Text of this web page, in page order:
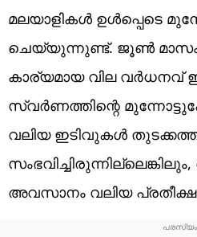
മലയാളികള്‍ ഉള്‍പ്പെടെ
ചെയ്യുന്നുണ്ട്. ജൂണ്‍ മാസം
കാര്യമായ വില വര്‍ധനവ്
സ്വര്‍ണത്തിന്റെ
വലിയ ഇടിവുകള്‍
അവസാനം വലിയ